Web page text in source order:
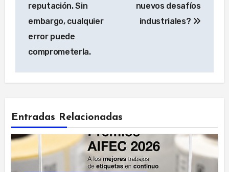
reputación. Sin
embargo, cualquier
error puede
comprometerla.
nuevos desafíos
industriales?
Entradas Relacionadas